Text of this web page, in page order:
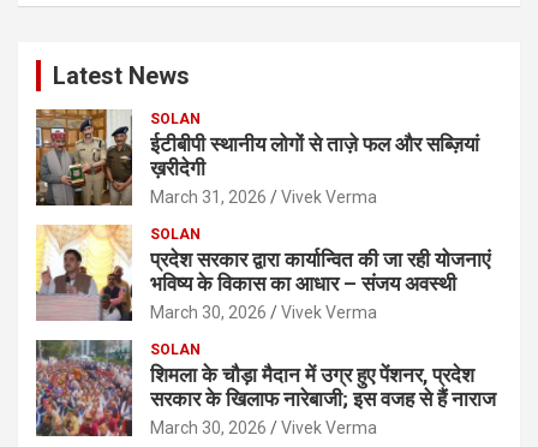
Latest News
SOLAN
ईटीबीपी स्थानीय लोगों से ताज़े फल और सब्ज़ियां
ख़रीदेगी
March 31, 2026 Vivek Verma
SOLAN
प्रदेश सरकार द्वारा कार्यान्वित की जा रही योजनाएं
भविष्य के विकास का आधार – संजय अवस्थी
March 30, 2026 Vivek Verma
SOLAN
शिमला के चौड़ा मैदान में उग्र हुए पेंशनर, प्रदेश
सरकार के खिलाफ नारेबाजी; इस वजह से हैं नाराज
March 30, 2026 Vivek Verma